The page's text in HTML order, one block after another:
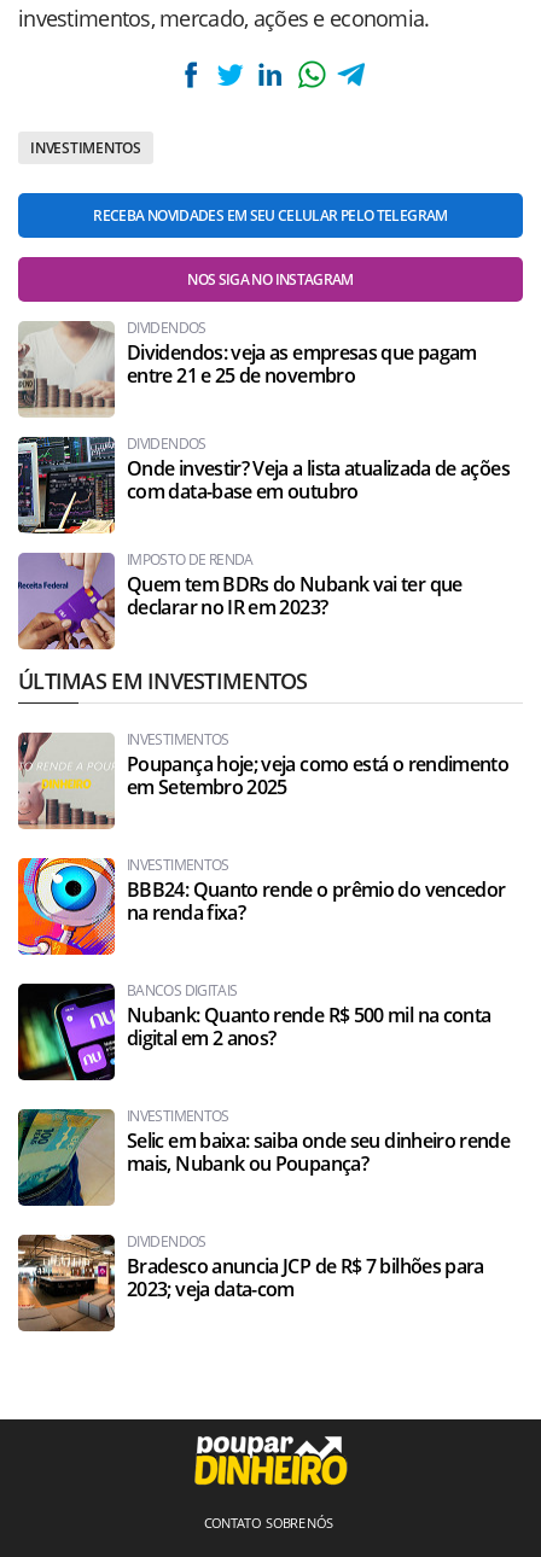
investimentos, mercado, ações e economia.
INVESTIMENTOS
RECEBA NOVIDADES EM SEU CELULAR PELO TELEGRAM
NOS SIGA NO INSTAGRAM
DIVIDENDOS
Dividendos: veja as empresas que pagam
entre 21 e 25 de novembro
DIVIDENDOS
Onde investir? Veja a lista atualizada de ações
com data-base em outubro
IMPOSTO DE RENDA
Quem tem BDRs do Nubank vai ter que
declarar no IR em 2023?
ÚLTIMAS EM INVESTIMENTOS
INVESTIMENTOS
Poupança hoje; veja como está o rendimento
em Setembro 2025
INVESTIMENTOS
BBB24: Quanto rende o prêmio do vencedor
na renda fixa?
BANCOS DIGITAIS
Nubank: Quanto rende R$ 500 mil na conta
digital em 2 anos?
INVESTIMENTOS
Selic em baixa: saiba onde seu dinheiro rende
mais, Nubank ou Poupança?
DIVIDENDOS
Bradesco anuncia JCP de R$ 7 bilhões para
2023; veja data-com
CONTATO SOBRE NÓS